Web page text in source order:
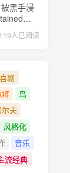
被黑手浸
官
119人已阅读
剧
将
鸟
夫
风格化
音乐
流经典